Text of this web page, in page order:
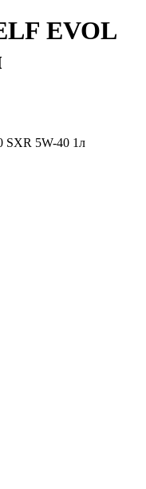
EVOL
SXR 5W-40 1л